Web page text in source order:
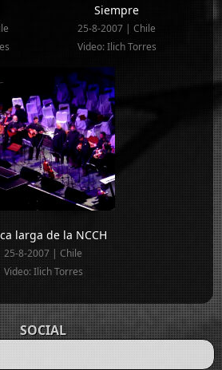
Siempre
25-8-2007 | Chile
Video: Ilich Torres
larga de la NCCH
25-8-2007 | Chile
Video: Ilich Torres
SOCIAL